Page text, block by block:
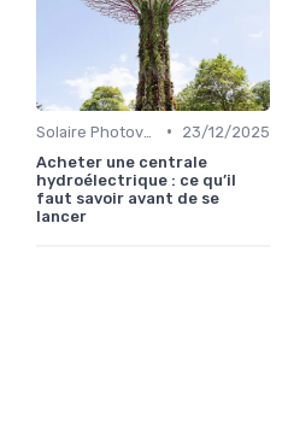
•
23/12/2025
Acheter une centrale
hydroélectrique : ce qu’il
faut savoir avant de se
lancer